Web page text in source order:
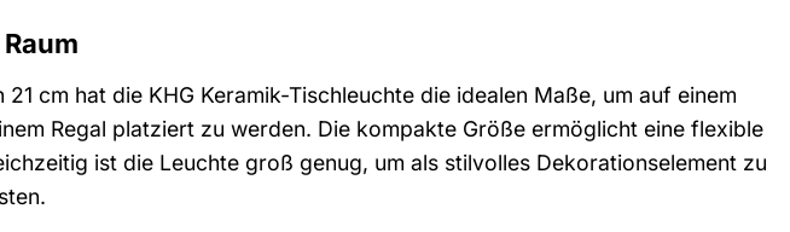
cm hat die KHG Keramik-Tischleuchte die idealen Maße, um auf einem
Regal platziert zu werden. Die kompakte Größe ermöglicht eine flexible
ist die Leuchte groß genug, um als stilvolles Dekorationselement zu